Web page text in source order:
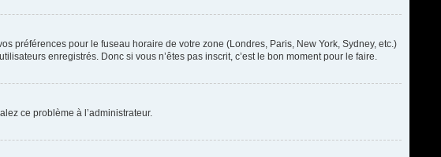
préférences pour le fuseau horaire de votre zone (Londres, Paris, New York, Sydney, etc.)
enregistrés. Donc si vous n’êtes pas inscrit, c’est le bon moment pour le faire.
ce problème à l’administrateur.